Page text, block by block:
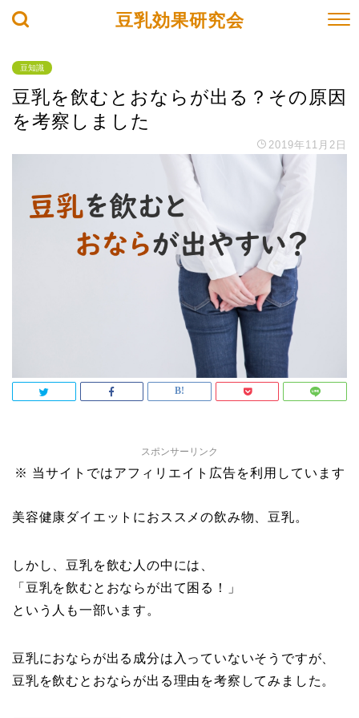
豆乳効果研究会
豆知識
豆乳を飲むとおならが出る？その原因
を考察しました
2019年11月2日
スポンサーリンク
※ 当サイトではアフィリエイト広告を利用しています
美容健康ダイエットにおススメの飲み物、豆乳。
しかし、豆乳を飲む人の中には、
「豆乳を飲むとおならが出て困る！」
という人も一部います。
豆乳におならが出る成分は入っていないそうですが、
豆乳を飲むとおならが出る理由を考察してみました。